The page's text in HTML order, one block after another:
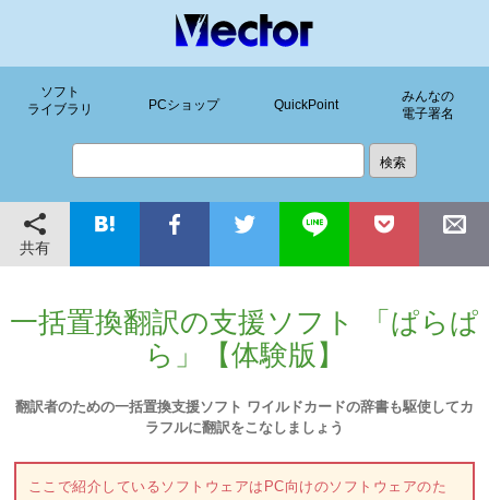
ソフト
ライブラリ
PCショップ QuickPoint
みんなの
電子署名
共有
一括置換翻訳の支援ソフト 「ぱらぱ
ら」【体験版】
翻訳者のための一括置換支援ソフト ワイルドカードの辞書も駆使してカ
ラフルに翻訳をこなしましょう
ここで紹介しているソフトウェアはPC向けのソフトウェアのた